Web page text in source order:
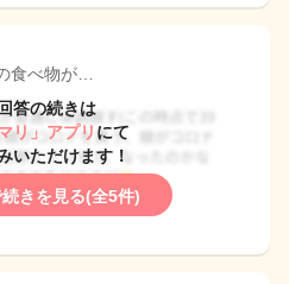
食べ物が…
答の続きは
リ」アプリ にて
いただけます！
きを見る(全5件)